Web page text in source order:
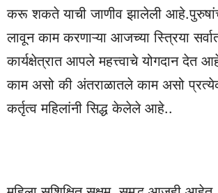
करू शकते याची जाणीव झालेली
लावून काम करणाऱ्या आजच्या स्त्रिया
कार्यक्षेत्रात आपले महत्त्वाचे योगदान देत
काम असो की अंतराळातले काम असो
कर्तृत्व महिलांनी सिद्ध केलेले आहे..